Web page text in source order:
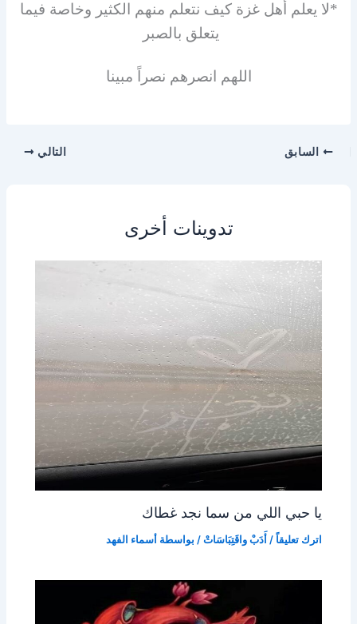
*لا يعلم أهل غزة كيف نتعلم منهم الكثير وخاصة فيما
يتعلق بالصبر
اللهم انصرهم نصراً مبينا
السابق التالي
تدوينات أخرى
يا حبي اللي من سما نجد غطاك
اترك تعليقاً / أَدَبْ واقَتِبَاسَاتْ / بواسطة أسماء الفهد